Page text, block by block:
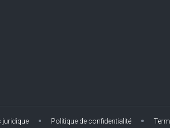
juridique Politique de confidentialité